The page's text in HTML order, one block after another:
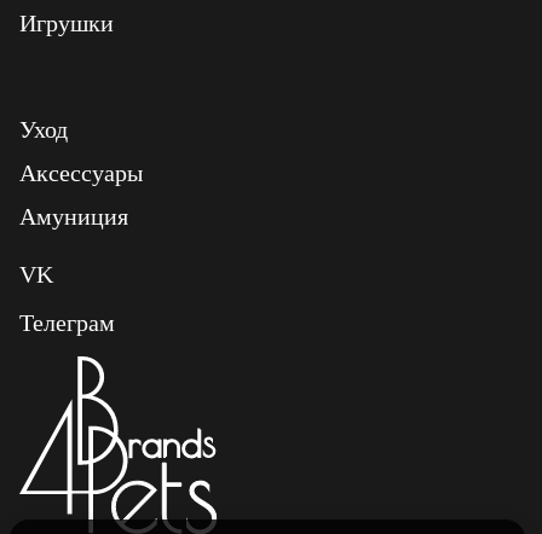
Игрушки
Уход
Аксессуары
Амуниция
VK
Телеграм